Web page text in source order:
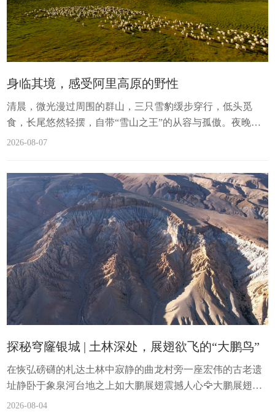
身临其境，感受阿里高原的野性
清晨，微光漫过周围的群山，三只雪豹缓步穿行，低头觅
食，长尾悠然轻摆，自带“雪山之王”的从容与孤傲。夜晚，
星河铺满荒原，一只壮硕的雪豹踏月而来，琥珀色的眼眸刺
录下的高原日常。图为羌塘草原上的羊群与野驴。 记者 洛桑
旦增 摄雪豹，作为国家一级保护动物，是衡量高原生态健康
的核心指示物种。近年来，随着阿里地区野生动物保护网越
织越密，...
2026-08-07
探秘穹窿银城 | 土林深处，展翅欲飞的“大鹏鸟”
在恢弘磅礴的札达土林中寂静的曲龙村旁一座宏伟的古老遗
址静卧于象泉河台地之上如大鹏展翅震撼人心🦅大鹏展翅：
名字里的传奇札达县达巴乡曲龙村，象泉河从村前潺潺而
2026-08-04